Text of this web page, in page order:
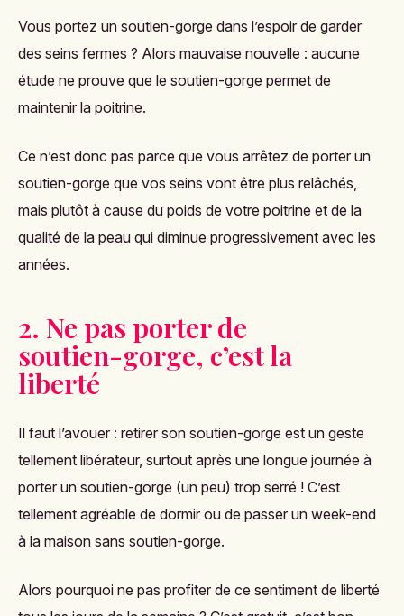
Vous portez un soutien-gorge dans l’espoir de garder
des seins fermes ? Alors mauvaise nouvelle : aucune
étude ne prouve que le soutien-gorge permet de
maintenir la poitrine.
Ce n’est donc pas parce que vous arrêtez de porter un
soutien-gorge que vos seins vont être plus relâchés,
mais plutôt à cause du poids de votre poitrine et de la
qualité de la peau qui diminue progressivement avec les
années.
2. Ne pas porter de
soutien-gorge, c’est la
liberté
Il faut l’avouer : retirer son soutien-gorge est un geste
tellement libérateur, surtout après une longue journée à
porter un soutien-gorge (un peu) trop serré ! C’est
tellement agréable de dormir ou de passer un week-end
à la maison sans soutien-gorge.
Alors pourquoi ne pas profiter de ce sentiment de liberté